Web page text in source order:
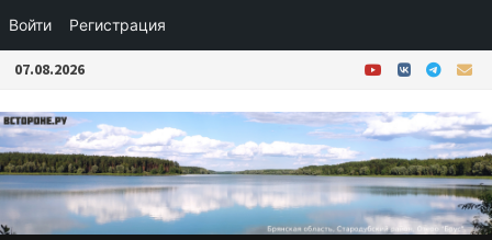
Войти Регистрация
Перейти
содержимому
07.08.2026